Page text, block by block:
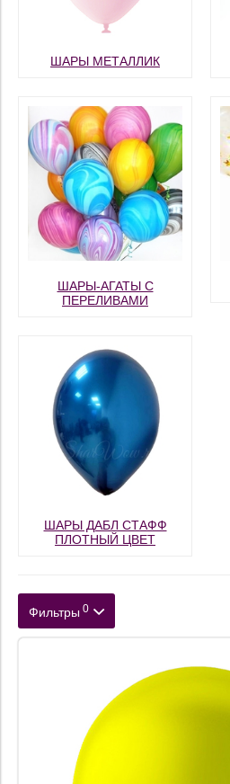
ШАРЫ МЕТАЛЛИК
ШАРЫ-АГАТЫ С
ПЕРЕЛИВАМИ
ШАРЫ ДАБЛ СТАФФ
ПЛОТНЫЙ ЦВЕТ
Фильтры 0